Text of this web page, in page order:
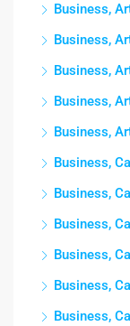
Business,
Business,
Business,
Business,
Business,
Business,
Business,
Business,
Business,
Business,
Business,